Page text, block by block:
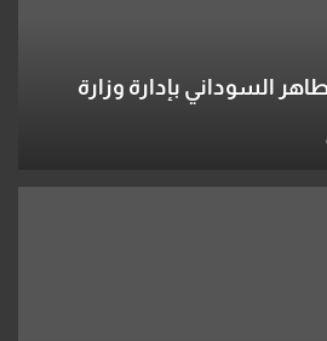
السوداني بإدارة وزارة